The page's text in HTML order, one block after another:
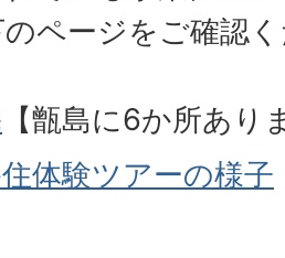
ページをご確認
【甑島に6か所あり
体験ツアーの様子